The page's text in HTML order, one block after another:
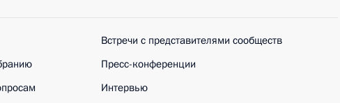
Встречи с представителями сообществ
Пресс-конференции
Интервью